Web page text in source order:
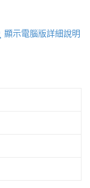
顯示電腦版詳細說明